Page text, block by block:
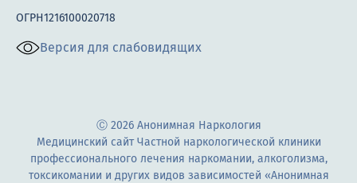
ОГРН1216100020718
Версия для слабовидящих
Ⓒ 2026 Анонимная Наркология
Медицинский сайт Частной наркологической клиники
профессионального лечения наркомании, алкоголизма,
токсикомании и других видов зависимостей «Анонимная